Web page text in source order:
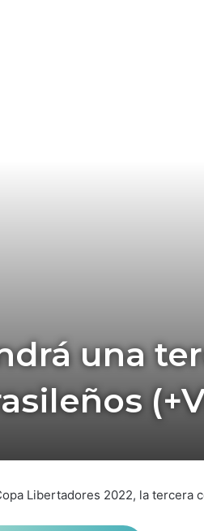
una
Libertadores 2022, la tercera